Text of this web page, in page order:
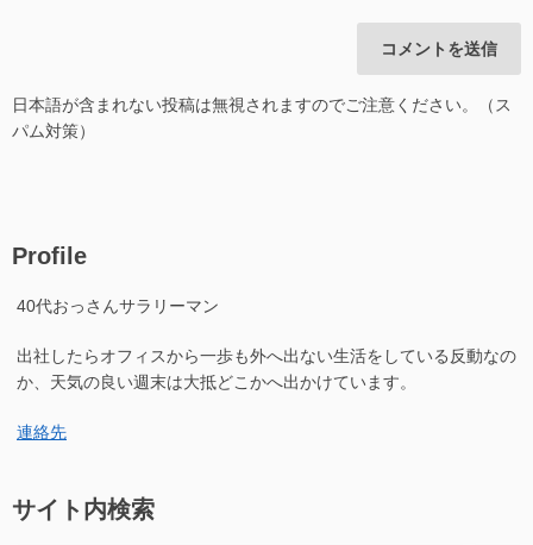
日本語が含まれない投稿は無視されますのでご注意ください。（ス
パム対策）
Profile
40代おっさんサラリーマン
出社したらオフィスから一歩も外へ出ない生活をしている反動なの
か、天気の良い週末は大抵どこかへ出かけています。
連絡先
サイト内検索